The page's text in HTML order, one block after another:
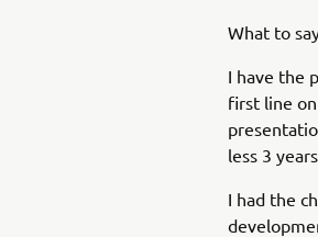
What to
I have the
first line
less 3
I had the